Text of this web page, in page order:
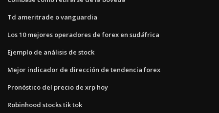
Td ameritrade o vanguardia
Los 10 mejores operadores de forex en sudáfrica
Ejemplo de análisis de stock
Mejor indicador de dirección de tendencia forex
Pronóstico del precio de xrp hoy
Robinhood stocks tik tok